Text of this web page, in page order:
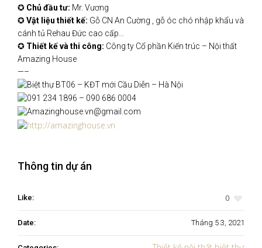
✪ Chủ đầu tư: Mr. Vương
✪Vật liệu thiết kế: Gỗ CN An Cường , gỗ óc chó nhập khẩu và
cánh tủ Rehau Đức cao cấp…
✪ Thiết kế và thi công: Công ty Cổ phần Kiến trúc – Nội thất
Amazing House
—–
Biệt thự BT06 – KĐT mới Cầu Diễn – Hà Nội
091 234 1896 – 090 686 0004
Amazinghouse.vn@gmail.com
http://amazinghouse.vn
Thông tin dự án
Like: 0
Date: Tháng 5 3, 2021